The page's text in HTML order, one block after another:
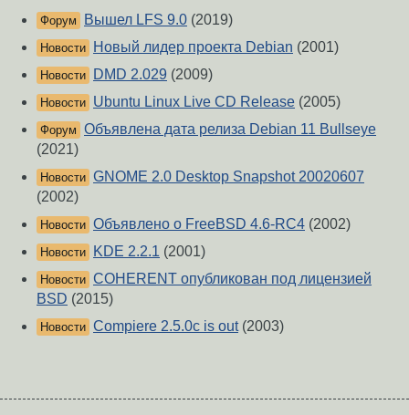
Форум Вышел LFS 9.0 (2019)
Новости Новый лидер проекта Debian (2001)
Новости DMD 2.029 (2009)
Новости Ubuntu Linux Live CD Release (2005)
Форум Объявлена дата релиза Debian 11 Bullseye
(2021)
Новости GNOME 2.0 Desktop Snapshot 20020607
(2002)
Новости Объявлено о FreeBSD 4.6-RC4 (2002)
Новости KDE 2.2.1 (2001)
Новости COHERENT опубликован под лицензией
BSD (2015)
Новости Compiere 2.5.0c is out(2003)